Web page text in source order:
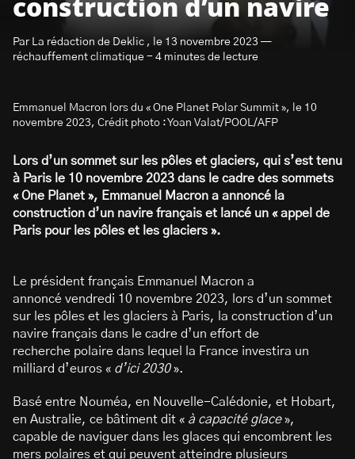
construction d’un navire
Par La rédaction de Deklic , le 13 novembre 2023 —
réchauffement climatique - 4 minutes de lecture
Emmanuel Macron lors du « One Planet Polar Summit », le 10
novembre 2023, Crédit photo : Yoan Valat/POOL/AFP
Lors d’un sommet sur les pôles et glaciers, qui s’est tenu
à Paris le 10 novembre 2023 dans le cadre des sommets
« One Planet », Emmanuel Macron a annoncé la
construction d’un navire français et lancé un « appel de
Paris pour les pôles et les glaciers ».
Le président français Emmanuel Macron a
annoncé vendredi 10 novembre 2023, lors d’un sommet
sur les pôles et les glaciers à Paris, la construction d’un
navire français dans le cadre d’un effort de
recherche polaire dans lequel la France investira un
milliard d’euros « d’ici 2030».
Basé entre Nouméa, en Nouvelle-Calédonie, et Hobart,
en Australie, ce bâtiment dit « à capacité glace»,
capable de naviguer dans les glaces qui encombrent les
mers polaires et qui peuvent atteindre plusieurs
S’abonner à la newsletter